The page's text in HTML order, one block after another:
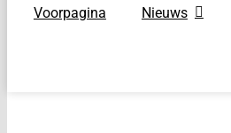
Voorpagina Nieuws